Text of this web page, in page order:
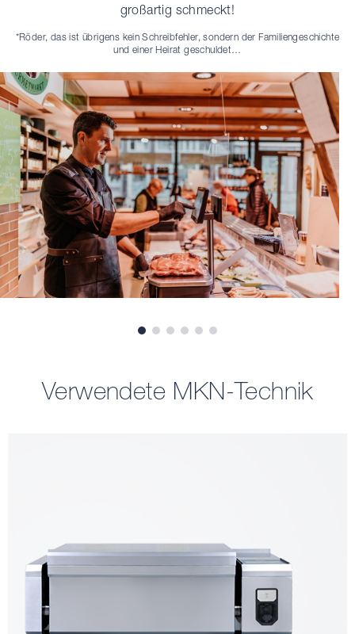
großartig schmeckt!
*Röder, das ist übrigens kein Schreibfehler, sondern der Familiengeschichte
und einer Heirat geschuldet…
Verwendete MKN-Technik